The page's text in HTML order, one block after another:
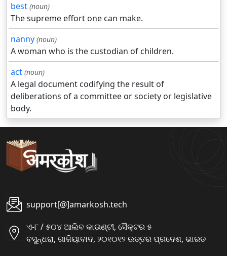
best (noun)
The supreme effort one can make.
nanny (noun)
A woman who is the custodian of children.
act (noun)
A legal document codifying the result of
deliberations of a committee or society or legislative
body.
support[@]amarkosh.tech
ଏ-୮ / ୫୦୪ ଆଲିବ କାଉଣ୍ଟୀ, ସୈକ୍ଟର ୫
ବସୁନ୍ଧରା, ଗାଜିୟାବାଦ, ୨୦୧୦୧୨ ଉତ୍ତର ପ୍ରଦେଶ, ଭାରତ